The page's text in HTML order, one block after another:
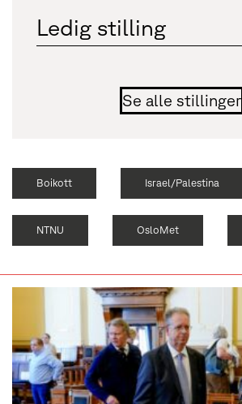
Ledig stilling
Se alle stillinger
Boikott Israel/Palestina
NTNU OsloMet